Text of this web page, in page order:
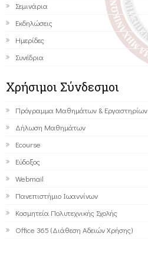
Σεμινάρια
Εκδηλώσεις
Ημερίδες
Συνέδρια
Χρήσιμοι Σύνδεσμοι
Πρόγραμμα Μαθημάτων & Εργαστηρίων
Δήλωση Μαθημάτων
Ecourse
Εύδοξος
Webmail
Πανεπιστήμιο Ιωαννίνων
Κοσμητεία Πολυτεχνικής Σχολής
Office 365 (Διάθεση Αδειών Χρήσης)